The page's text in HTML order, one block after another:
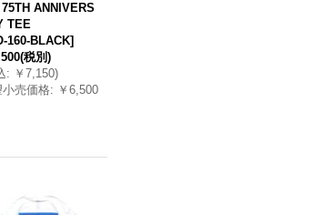
ANNIVERS
TEE
160-BLACK]
(税別)
: ￥7,150)
小売価格: ￥6,500